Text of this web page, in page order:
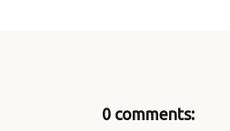
0 comments: